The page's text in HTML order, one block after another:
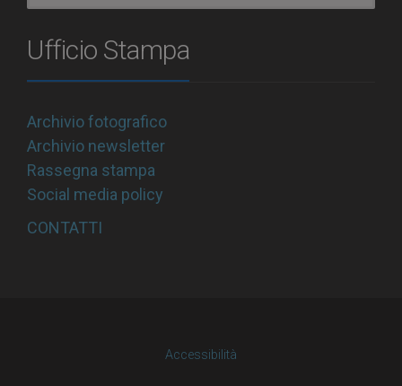
Ufficio Stampa
Archivio fotografico
Archivio newsletter
Rassegna stampa
Social media policy
CONTATTI
Accessibilità